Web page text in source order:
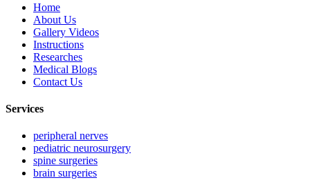
Home
About Us
Gallery Videos
Instructions
Researches
Medical Blogs
Contact Us
Services
peripheral nerves
pediatric neurosurgery
spine surgeries
brain surgeries